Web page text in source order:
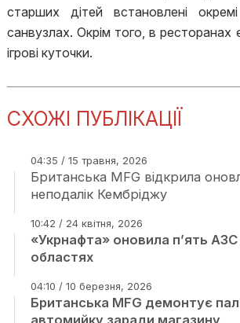
старших дітей встановлені
санвузлах. Окрім того, в
ігрові куточки.
СХОЖІ ПУБЛІКАЦІЇ
04:35 / 15 травня, 2026
Британська MFG відкрила
неподалік Кембріджу
10:42 / 24 квітня, 2026
«Укрнафта» оновила п’ять
областях
04:10 / 10 березня, 2026
Британська MFG демонтує
автомийку заради магазину